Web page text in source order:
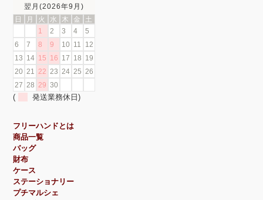
翌月(2026年9月)
日
月 火 水 木 金
土
1
2 3 4
5
6
7 8 9 10 11
12
13
14 15 16 17 18
19
20 21 22 23 24 25
26
27
28 29 30
( 発送業務休日)
フリーハンドとは
商品一覧
バッグ
財布
ケース
ステーショナリー
プチマルシェ